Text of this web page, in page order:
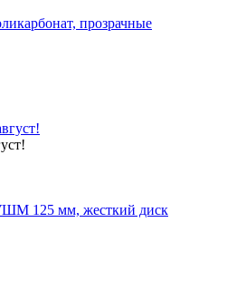
прозрачные
125 мм, жесткий диск